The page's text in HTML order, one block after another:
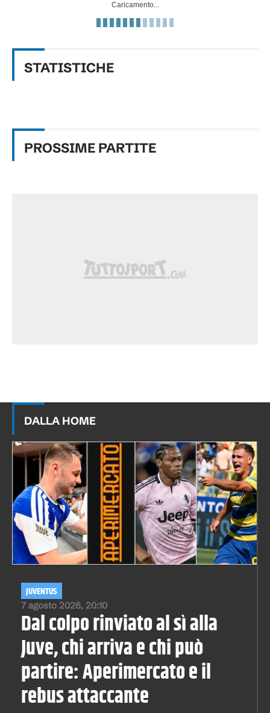
Caricamento...
STATISTICHE
PROSSIME PARTITE
DALLA HOME
7 agosto 2026, 20:10
JUVENTUS
Dal colpo rinviato al sì alla
Juve, chi arriva e chi può
partire: Aperimercato e il
rebus attaccante